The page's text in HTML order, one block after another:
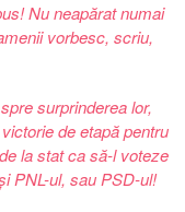
Nu neapărat numai
vorbesc, scriu,
surprinderea lor,
de etapă pentru
la stat ca să-l voteze
PNL-ul, sau PSD-ul!